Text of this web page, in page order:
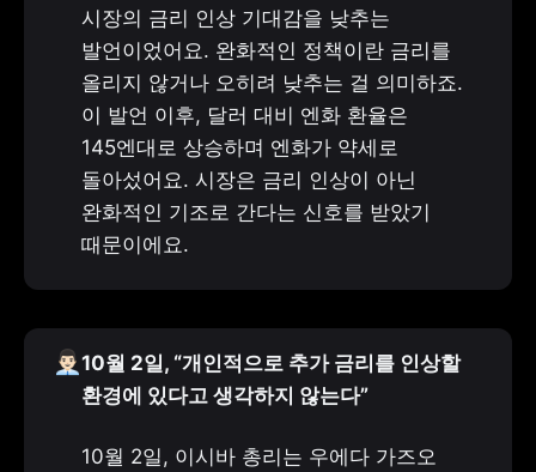
시장의 금리 인상 기대감을 낮추는
발언이었어요. 완화적인 정책이란 금리를
올리지 않거나 오히려 낮추는 걸 의미하죠.
이 발언 이후, 달러 대비 엔화 환율은
145엔대로 상승하며 엔화가 약세로
돌아섰어요. 시장은 금리 인상이 아닌
완화적인 기조로 간다는 신호를 받았기
때문이에요.
👨🏻‍💼10월 2일, “개인적으로 추가 금리를 인상할
환경에 있다고 생각하지 않는다”
10월 2일, 이시바 총리는 우에다 가즈오